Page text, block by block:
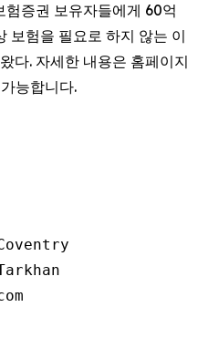
험증권 보유자들에게 60억
보험을 필요로 하지 않는 이
다. 자세한 내용은 홈페이지
능합니다.